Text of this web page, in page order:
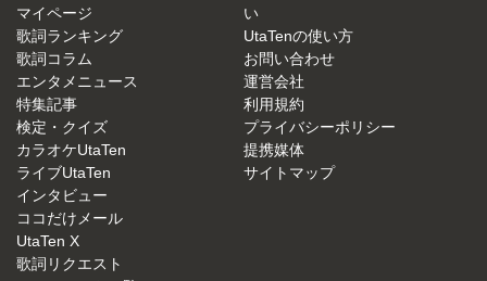
マイページ
歌詞ランキング
歌詞コラム
エンタメニュース
特集記事
検定・クイズ
カラオケUtaTen
ライブUtaTen
インタビュー
ココだけメール
UtaTen X
歌詞リクエスト
い
UtaTenの使い方
お問い合わせ
運営会社
利用規約
プライバシーポリシー
提携媒体
サイトマップ